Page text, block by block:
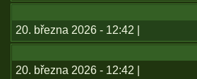
20. března 2026 - 12:42 |
20. března 2026 - 12:42 |